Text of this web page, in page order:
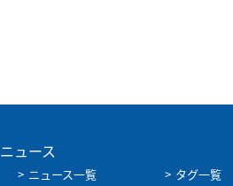
ニュース
ニュース一覧
タグ一覧